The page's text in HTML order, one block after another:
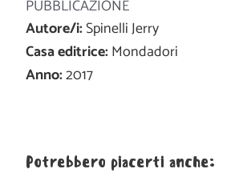
PUBBLICAZIONE
Autore/i:Spinelli Jerry
Casa editrice:Mondadori
Anno:2017
Potrebbero piacerti anche: